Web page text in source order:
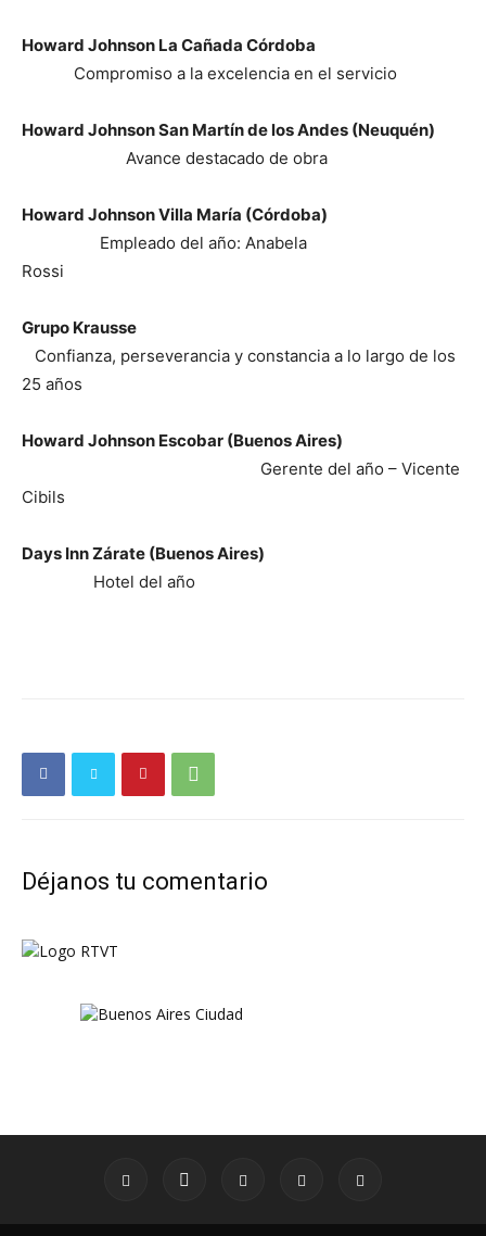
Howard Johnson La Cañada Córdoba
Compromiso a la excelencia en el servicio
Howard Johnson San Martín de los Andes (Neuquén)
Avance destacado de obra
Howard Johnson Villa María (Córdoba)
Empleado del año: Anabela
Rossi
Grupo Krausse
Confianza, perseverancia y constancia a lo largo de los
25 años
Howard Johnson Escobar (Buenos Aires)
Gerente del año – Vicente
Cibils
Days Inn Zárate (Buenos Aires)
Hotel del año
Déjanos tu comentario